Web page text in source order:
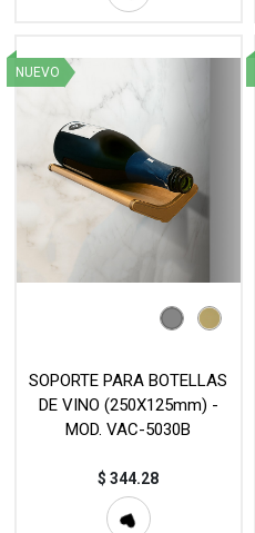
NUEVO
SOPORTE PARA BOTELLAS
DE VINO (250X125mm) -
MOD. VAC-5030B
$344.28